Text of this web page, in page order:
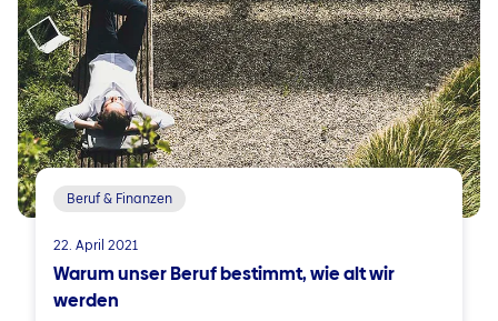
Beruf & Finanzen
22. April 2021
Warum unser Beruf bestimmt, wie alt wir
werden